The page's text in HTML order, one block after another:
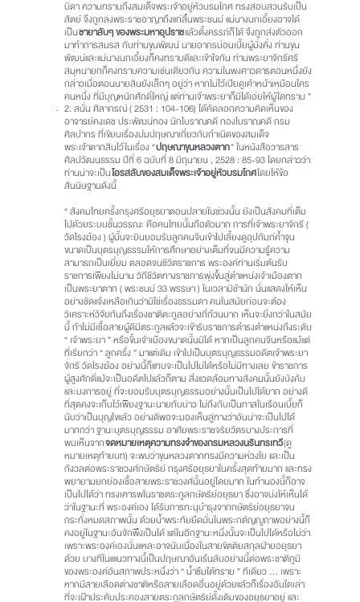
บิดา ความทราบถึงสมเด็จพระเจ้าอยู่หัวบรมโกศ ทรงสอบสวนรับเป็น
สัตย์ จึงถูกลงพระราชอาญาถึงแก่สิ้นพระชนม์ แม่นางนกเอี้ยงอาจได้
เป็น ชายาลับๆ ของพระมหาอุปราช แล้วตั้งครรภ์ก็ได้ จึงถูกส่งตัวออก
มาทำการสมรส กับท่านขุนพัฒน์ นายอากรบ่อนเบี้ยผู้มั่งคั่ง ท่านขุน
พัฒน์และแม่นางนกเอี้ยงก็คงทราบดีและเข้าใจกัน ท่านพระยาจักรีศรี
สมุหนายกก็คงทราบความเช่นเดียวกัน ความในพงศาวดารตอนหนึ่งยัง
กล่าวเมื่อตอนนายสินยังเล็กๆ อยู่ว่า หากไม่ไว้เปียดูเค้าหน้าเหมือนใคร
คนหนึ่ง ที่มีบุญหนักศักดิ์ใหญ่ แต่ท่านเจ้าพระยาก็มิได้เอ่ยให้ผู้ใดทราบ ”
2. สนั่น ศิลากรณ์ ( 2531 : 104-106) ได้คัดลอกความคิดเห็นของ
อาจารย์คงเดช ประพัฒน์ทอง นักโบราณคดี กองโบราณคดี กรม
ศิลปากร ที่เขียนเรื่องปมปฤษณาเกี่ยวกับกำเนิดของสมเด็จ
พระเจ้าตากสินไว้ในเรื่อง “ ปฤษณาขุนหลวงตาก ” ในหนังสือวารสาร
ศิลปวัฒนธรรม ปีที่ 6 ฉบับที่ 8 มิถุนายน , 2528 : 85-93 โดยกล่าวว่า
ท่านน่าจะเป็น โอรสลับของสมเด็จพระเจ้าอยู่หัวบรมโกศ โดยให้ข้อ
สันนิษฐานดังนี้
“ สังคมไทยครั้งกรุงศรีอยุธยาตอนปลายในช่วงนั้น ยังเป็นสังคมที่เต็ม
ไปด้วยระบบชั้นวรรณะ คือคนไทยนั้นถือตัวมาก การที่เจ้าพระยาจักรี (
วัดโรงฆ้อง ) ผู้นั้นจะยินยอมรับลูกคนจีนเข้าไปเลี้ยงดูอุปถัมภ์ค้ำจุน
ขนาดเป็นบุตรบุญธรรมให้การศึกษาอย่างเต็มที่จนมีความรู้ความ
สามารถเป็นเยี่ยม ตลอดจนชีวิตราชการ พระองค์ท่านเริ่มต้นรับ
ราชการเพียงไม่นาน วิถีชีวิตทางราชการพุ่งขึ้นสู่ตำแหน่งเจ้าเมืองตาก
เป็นพระยาตาก ( พระชนม์ 33 พรรษา ) ในเวลามิช้านัก นั่นแสดงให้เห็น
อย่างชัดแจ้งเหลือเกินว่ามิใช่เรื่องธรรมดา คนในสมัยก่อนจะต้อง
วิเคราะห์วิจัยกันถึงเรื่องชาติตะกูลอย่างถี่ถ้วนมาก เห็นจะยิ่งกว่าในสมัย
นี้ ถ้าไม่มีเชื้อสายผู้ดีมีตระกูลแล้วจะเข้ารับราชการดำรงตำแหน่งถึงระดับ
“ เจ้าพระยา ” หรือขั้นเจ้าเมืองขนาดนั้นมิได้ หากเป็นลูกคนจีนหรือแม้แต่
ที่เรียกว่า “ ลูกครึ่ง ” มาแต่เดิม เข้าไปเป็นบุตรบุญธรรมอดีตเจ้าพระยา
จักรี วัดโรงฆ้อง อย่างนี้ก็แทบจะเป็นไปไม่ได้หรือไม่มีทางเลย ข้าราชการ
ผู้สูงศักดิ์แม้จะเป็นอดีตไปแล้วก็ตาม สิ่งแวดล้อมทางสังคมนั้นยังบังคับ
และบงการอยู่ ที่จะยอมรับบุตรบุญธรรมอย่างนั้นเป็นไปได้ยาก อย่างดี
ที่สุดคงจะเก็บไว้เพียงฐานะนายกับบ่าว ไม่ถึงกับเป็นทาสในเรือนเบี้ยก็
นับว่าเป็นบุญโขแล้ว อย่างดีพอจะมองเห็นลู่ทางว่าอันน่าจะเป็นไปได้
มากกว่า ฐานะบุตรบุญธรรม อาศัยพระราชจริยวัตรบางประการที่
พบเห็นจาก จดหมายเหตุความทรงจำของกรมหลวงนรินทรเทวี (ดู
หมายเหตุท้ายบท) จะพบว่าขุนหลวงตากทรงมีความห่วงใย และเป็น
กังวลต่อพระราชวงศ์กษัตริย์ กรุงศรีอยุธยาในครั้งสุดท้ายมาก และทรง
พยายามยกย่องเชื้อสายพระราชวงศ์นั้นอยู่โดยมาก ในทำนองนี้ก็อาจ
เป็นไปได้ว่า ทรงเคารพในราชตระกูลกษัตริย์อยุธยา ซึ่งอาจบ่งให้เห็นได้
ว่าในฐานะที่ พระองค์เอง ได้รับการทะนุบำรุงจากกษัตริย์อยุธยาจน
กระทั่งหมดสภาพนั้น ด้วยน้ำพระทัยยึดมั่นในพระกตัญญูภาพอย่างนี้ก็
คงอยู่ในฐานะอันจักพึงเป็นได้ แต่ในอีกฐานะหนึ่งนั้นจะเป็นไปได้หรือไม่ว่า
เพราะพระองค์เองนั่นแหละอาจนับเนื่องในสายขัตติยสกุลฝ่ายอยุธยา
ด้วย บางทีในแแนวทางนี้เป็นปฤษณาอันเร้นลับอย่างนี้ต่อพระชาติภูมิ
ของพระองค์อันสภาพประหนึ่งว่า “ น้ำซึมใต้ทราย ” ทีเดียว … เพราะ
หากมีสายเลือดต่างชาติหรือสายเลือดอื่นอยู่ด้วยแล้วก็เรื่องอันใดเล่า
ที่จะเฝ้าประคับประคองสายตระกูลกษัตริย์ดั้งเดิมของอยุธยาอยู่ และ